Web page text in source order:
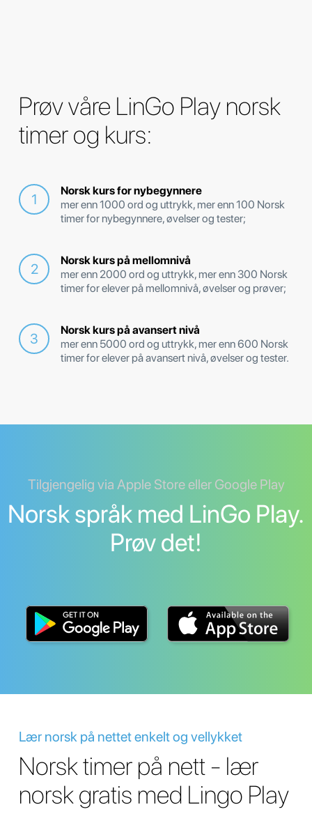
Prøv våre LinGo Play norsk
timer og kurs:
Norsk kurs for nybegynnere
mer enn 1000 ord og uttrykk, mer enn 100 Norsk
timer for nybegynnere, øvelser og tester;
Norsk kurs på mellomnivå
mer enn 2000 ord og uttrykk, mer enn 300 Norsk
timer for elever på mellomnivå, øvelser og prøver;
Norsk kurs på avansert nivå
mer enn 5000 ord og uttrykk, mer enn 600 Norsk
timer for elever på avansert nivå, øvelser og tester.
Tilgjengelig via Apple Store eller Google Play
Norsk språk med LinGo Play.
Prøv det!
Lær norsk på nettet enkelt og vellykket
Norsk timer på nett - lær
norsk gratis med Lingo Play